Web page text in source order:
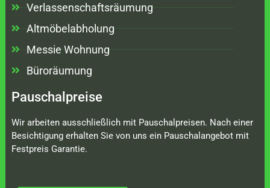
Verlassenschaftsräumung
Altmöbelabholung
Messie Wohnung
Büroräumung
Pauschalpreise
Wir arbeiten ausschließlich mit Pauschalpreisen. Nach einer
Besichtigung erhalten Sie von uns ein Pauschalangebot mit
Festpreis Garantie.